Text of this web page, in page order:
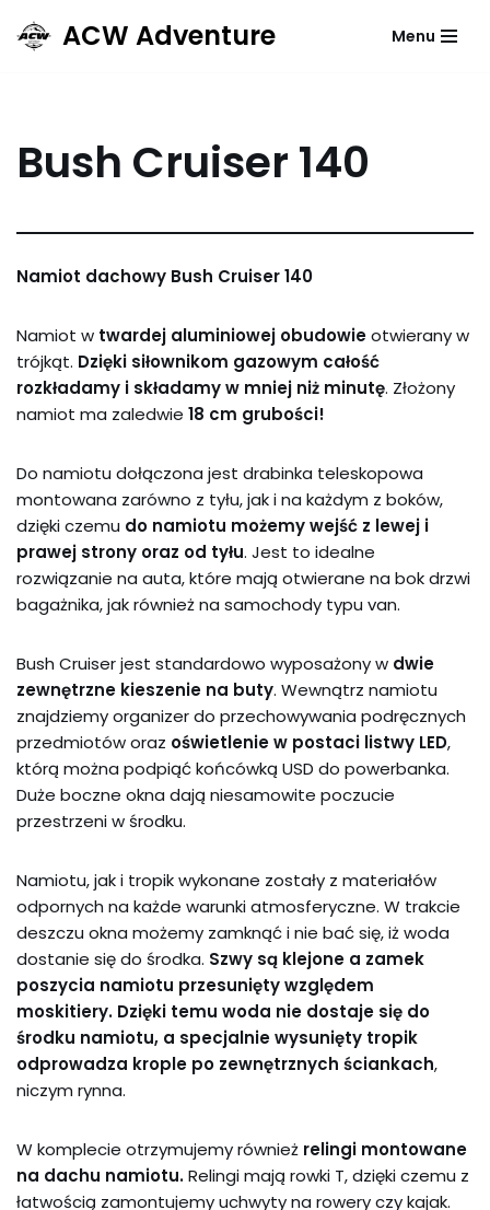
Przejdź
ACW Adventure Menu
Bush Cruiser 140
Namiot dachowy Bush Cruiser 140
Namiot w twardej aluminiowej obudowieotwierany w
trójkąt. Dzięki siłownikom gazowym całość
rozkładamy i składamy w mniej niż minutę. Złożony
namiot ma zaledwie 18 cm grubości!
Do namiotu dołączona jest drabinka teleskopowa
montowana zarówno z tyłu, jak i na każdym z boków,
dzięki czemu do namiotu możemy wejść z lewej i
prawej strony oraz od tyłu. Jest to idealne
rozwiązanie na auta, które mają otwierane na bok drzwi
bagażnika, jak również na samochody typu van.
Bush Cruiser jest standardowo wyposażony w dwie
zewnętrzne kieszenie na buty. Wewnątrz namiotu
znajdziemy organizer do przechowywania podręcznych
przedmiotów oraz oświetlenie w postaci listwy LED,
którą można podpiąć końcówką USD do powerbanka.
Duże boczne okna dają niesamowite poczucie
przestrzeni w środku.
Namiotu, jak i tropik wykonane zostały z materiałów
odpornych na każde warunki atmosferyczne. W trakcie
deszczu okna możemy zamknąć i nie bać się, iż woda
dostanie się do środka. Szwy są klejone a zamek
poszycia namiotu przesunięty względem
moskitiery. Dzięki temu woda nie dostaje się do
środku namiotu, a specjalnie wysunięty tropik
odprowadza krople po zewnętrznych ściankach,
niczym rynna.
W komplecie otrzymujemy również relingi montowane
na dachu namiotu.Relingi mają rowki T, dzięki czemu z
łatwością zamontujemy uchwyty na rowery czy kajak.